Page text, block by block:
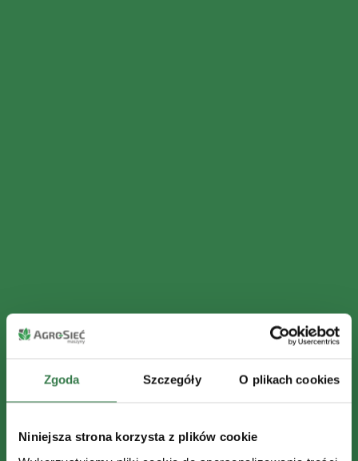
Zgoda Szczegóły O plikach cookies
Niniejsza strona korzysta z plików cookie